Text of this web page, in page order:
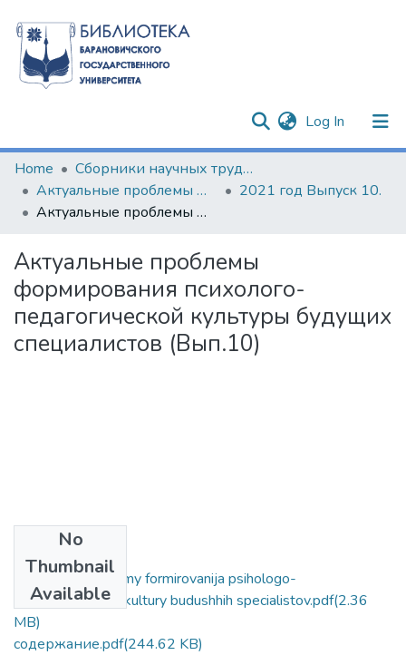
Log In (current)
Communities & Collections
All of DSpace
Home
Сборники научных трудов
Актуальные проблемы формирования психолого-педагогической культуры будущих специалистов
2021 год Выпуск 10.
Актуальные проблемы формирования психолого-педагогической культуры будущих специалистов (Вып.10)
Актуальные проблемы
формирования психолого-
педагогической культуры будущих
специалистов (Вып.10)
No
Thumbnail
Available
Aktualnye problemy formirovanija psihologo-
pedagogicheskoj kultury budushhih specialistov.pdf(2.36
MB)
содержание.pdf(244.62 KB)